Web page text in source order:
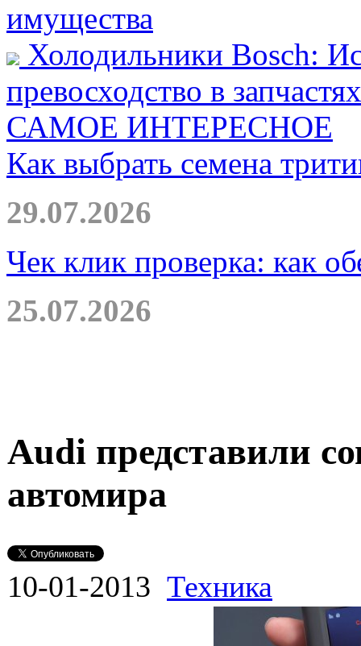
имущества
Холодильники Bosch:
превосходство в запчастях
САМОЕ ИНТЕРЕСНОЕ
Как выбрать семена
29.07.2026
Чек клик проверка: как
25.07.2026
Audi представили
автомира
10-01-2013 Техника